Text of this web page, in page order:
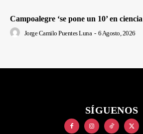
Campoalegre ‘se pone un 10’ en ciencia
Jorge Camilo Puentes Luna - 6 Agosto, 2026
SÍGUENOS